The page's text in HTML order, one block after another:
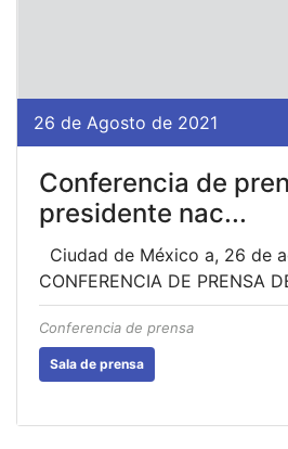
26 de Agosto de 2021
Conferencia de
presidente nac...
Ciudad de México a, 26
CONFERENCIA DE PRENSA
Conferencia de prensa
Sala de prensa